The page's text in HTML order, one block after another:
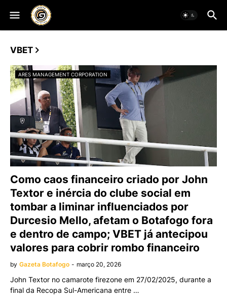
VBET
ARES MANAGEMENT CORPORATION
Como caos financeiro criado por John
Textor e inércia do clube social em
tombar a liminar influenciados por
Durcesio Mello, afetam o Botafogo fora
e dentro de campo; VBET já antecipou
valores para cobrir rombo financeiro
by Gazeta Botafogo - março 20, 2026
John Textor no camarote firezone em 27/02/2025, durante a
final da Recopa Sul-Americana entre …